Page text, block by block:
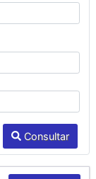
Consultar